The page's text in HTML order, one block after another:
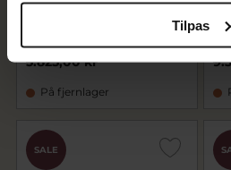
Tilpas
Tand ring 8 kt. m. 4 tænder
5.825,00 kr
4.660,00 kr
På fjernlager
SALE